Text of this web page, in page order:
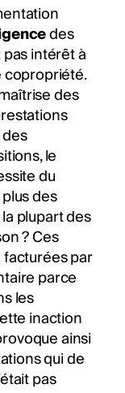
des
intérêt à
copropriété.
des
le
du
des
la plupart des
? Ces
par
parce
les
inaction
ainsi
qui de
pas